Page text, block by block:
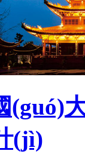
(guó)
(jì)